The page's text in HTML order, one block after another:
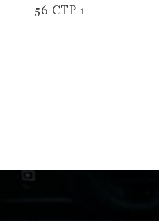
56 СТР 1